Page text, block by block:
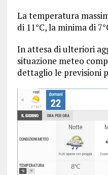
La temperatura
di 11°C, la minima di
In attesa di ulteriori
situazione meteo
dettaglio le previsioni